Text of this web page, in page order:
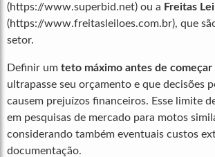
(https://www.superbid.net) ou a Freitas
(https://www.freitasleiloes.com.br), que
setor.
Definir um teto máximo antes de começar
ultrapasse seu orçamento e que decisões
causem prejuízos financeiros. Esse limite
em pesquisas de mercado para motos
considerando também eventuais custos
documentação.